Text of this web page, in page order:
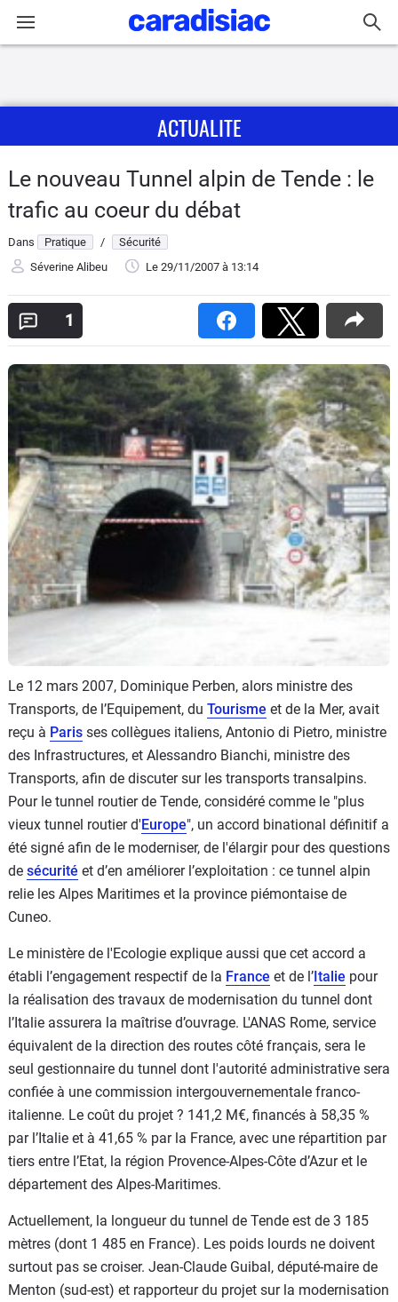
Actu
Essais
Guide
Electriques
Utilitaires
Flottes
Auto
Services
Forum
Moto
Marques
ACTUALITE
Le nouveau Tunnel alpin de Tende : le
trafic au coeur du débat
Dans Pratique /
Sécurité
Séverine Alibeu
Le 29/11/2007 à 13:14
1
Le 12 mars 2007, Dominique Perben, alors ministre des
Transports, de l’Equipement, du Tourisme et de la Mer, avait
reçu à Paris ses collègues italiens, Antonio di Pietro, ministre
des Infrastructures, et Alessandro Bianchi, ministre des
Transports, afin de discuter sur les transports transalpins.
Pour le tunnel routier de Tende, considéré comme le "plus
vieux tunnel routier d'Europe", un accord binational définitif a
été signé afin de le moderniser, de l'élargir pour des questions
de sécurité et d’en améliorer l’exploitation : ce tunnel alpin
relie les Alpes Maritimes et la province piémontaise de
Cuneo.
Le ministère de l'Ecologie explique aussi que cet accord a
établi l’engagement respectif de la France et de l’Italie pour
la réalisation des travaux de modernisation du tunnel dont
l’Italie assurera la maîtrise d’ouvrage. L'ANAS Rome, service
équivalent de la direction des routes côté français, sera le
seul gestionnaire du tunnel dont l'autorité administrative sera
confiée à une commission intergouvernementale franco-
italienne. Le coût du projet ? 141,2 M€, financés à 58,35 %
par l’Italie et à 41,65 % par la France, avec une répartition par
tiers entre l’Etat, la région Provence-Alpes-Côte d’Azur et le
département des Alpes-Maritimes.
Actuellement, la longueur du tunnel de Tende est de 3 185
mètres (dont 1 485 en France). Les poids lourds ne doivent
surtout pas se croiser. Jean-Claude Guibal, député-maire de
Menton (sud-est) et rapporteur du projet sur la modernisation